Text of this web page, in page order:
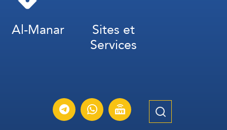
Al-Manar Sites et
Services